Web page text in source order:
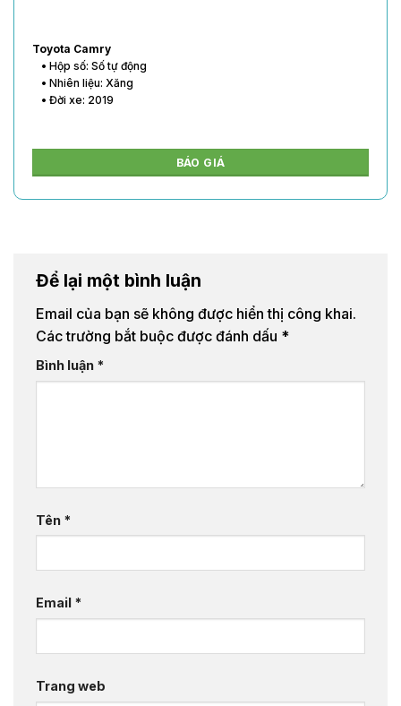
Toyota Vios
• Hộp số: Số tự động
• Nhiên liệu: Xăng
• Đời xe: 2020
BÁO GIÁ
Để lại một bình luận
Email của bạn sẽ không được hiển thị công khai.
Các trường bắt buộc được đánh dấu *
Bình luận *
Tên *
Email *
Trang web